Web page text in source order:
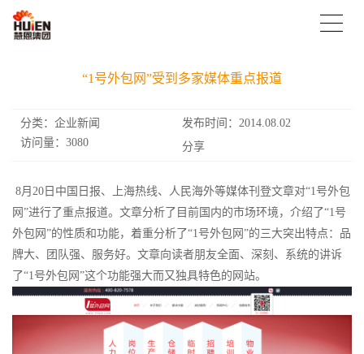
“1号外包网”受到多家媒体重点报道
分类：企业新闻
发布时间：2014.08.02
访问量：3080
分享
8月20日中国日报、上海热线、人民海外等媒体刊登文章对“1号外包
网”进行了重点报道。文章分析了目前国内的市场环境，介绍了“1号
外包网”的性质和功能，着重分析了“1号外包网”的三大突出特点：品
牌大、团队强、服务好。文章向读者朋友全面、深刻、系统的讲诉
了“1号外包网”这个功能强大而又独具特色的网站。